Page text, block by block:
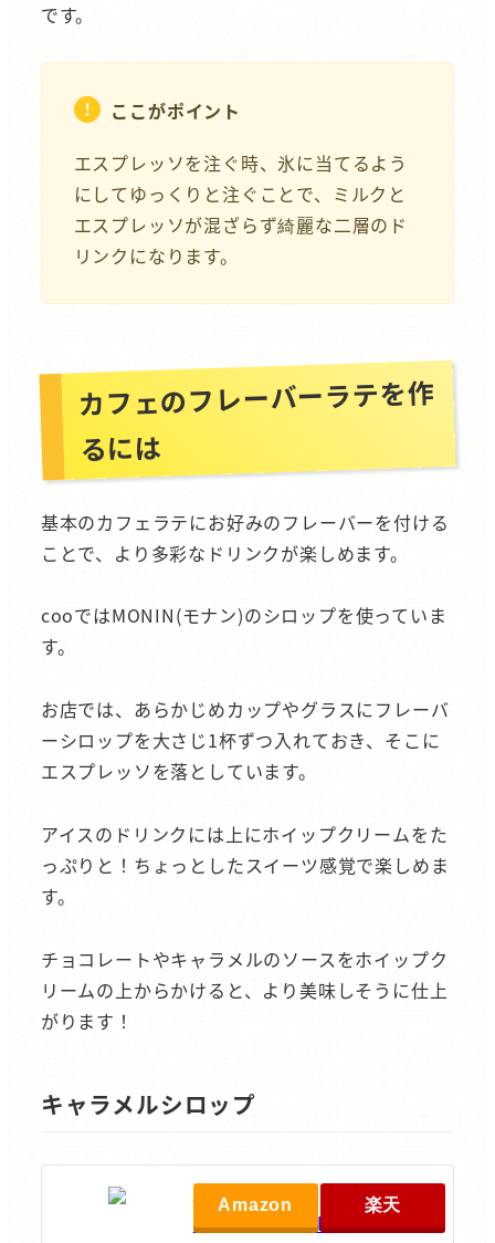
です。
ここがポイント
エスプレッソを注ぐ時、氷に当てるよう
にしてゆっくりと注ぐことで、ミルクと
エスプレッソが混ざらず綺麗な二層のド
リンクになります。
カフェのフレーバーラテを作
るには
基本のカフェラテにお好みのフレーバーを付ける
ことで、より多彩なドリンクが楽しめます。
cooではMONIN(モナン)のシロップを使っていま
す。
お店では、あらかじめカップやグラスにフレーバ
ーシロップを大さじ1杯ずつ入れておき、そこに
エスプレッソを落としています。
アイスのドリンクには上にホイップクリームをた
っぷりと！ちょっとしたスイーツ感覚で楽しめま
す。
チョコレートやキャラメルのソースをホイップク
リームの上からかけると、より美味しそうに仕上
がります！
キャラメルシロップ
MONIN(モナン) キャラメル
シロップ250ml
Amazon 楽天